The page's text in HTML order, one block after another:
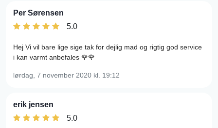
Per Sørensen
5.0
Hej Vi vil bare lige sige tak for dejlig mad og rigtig god service
i kan varmt anbefales 🌹🌹
lørdag, 7 november 2020 kl. 19:12
erik jensen
5.0